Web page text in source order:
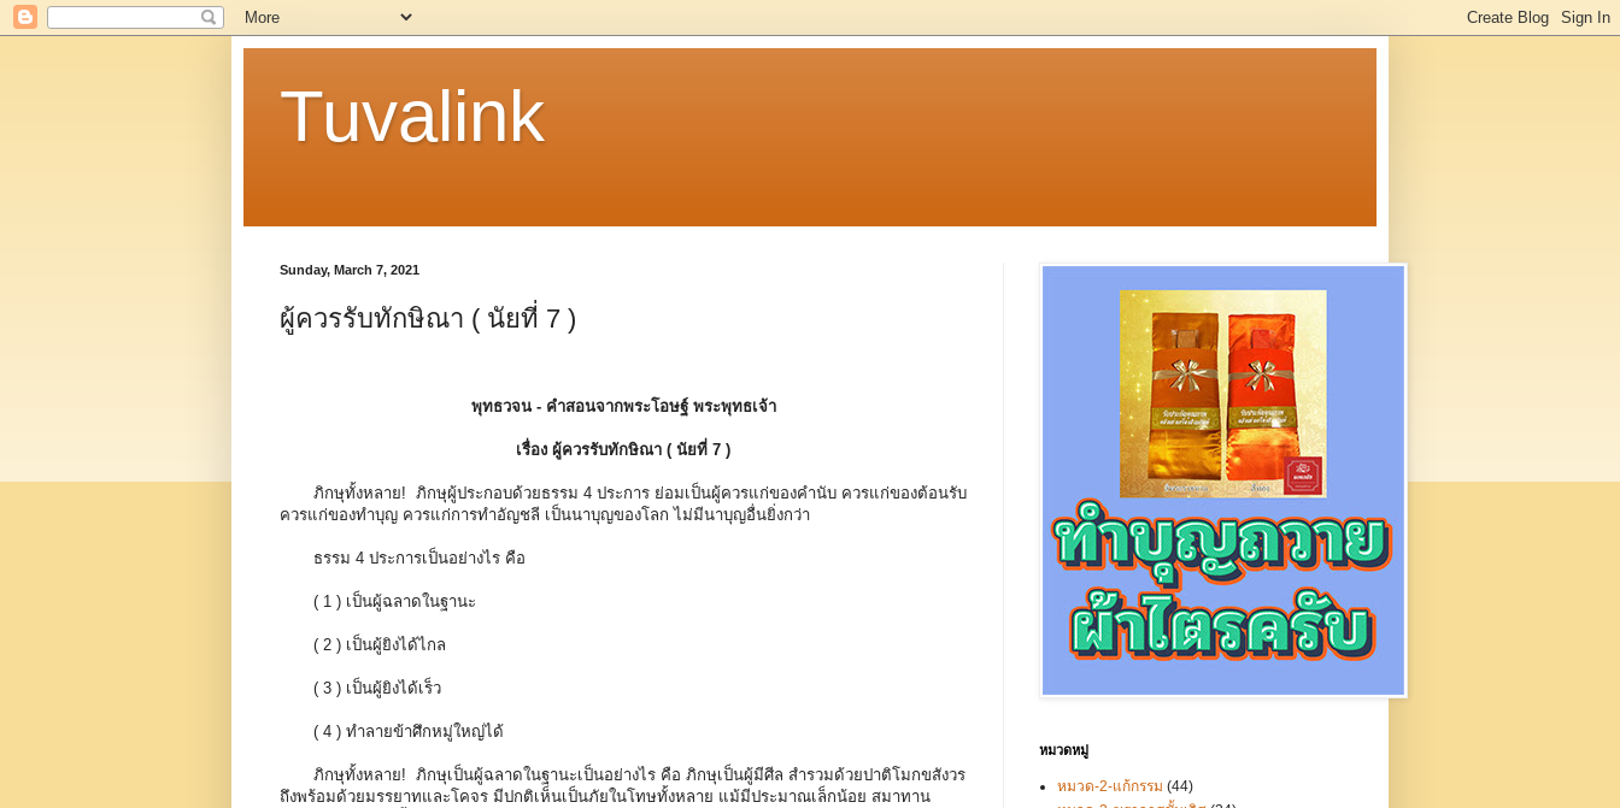
Tuvalink
Sunday, March 7, 2021
ผู้ควรรับทักษิณา ( นัยที่ 7 )
พุทธวจน - คําสอนจากพระโอษฐ์ พระพุทธเจ้า
เรื่อง ผู้ควรรับทักษิณา ( นัยที่ 7 )
ภิกษุทั้งหลาย! ภิกษุผู้ประกอบด้วยธรรม 4 ประการ ย่อมเป็นผู้ควรแก่ของคำนับ ควรแก่ของต้อนรับ
ควรแก่ของทำบุญ ควรแก่การทำอัญชลี เป็นนาบุญของโลก ไม่มีนาบุญอื่นยิ่งกว่า
ธรรม 4 ประการเป็นอย่างไร คือ
( 1 ) เป็นผู้ฉลาดในฐานะ
( 2 ) เป็นผู้ยิงได้ไกล
( 3 ) เป็นผู้ยิงได้เร็ว
( 4 ) ทำลายข้าศึกหมู่ใหญ่ได้
ภิกษุทั้งหลาย! ภิกษุเป็นผู้ฉลาดในฐานะเป็นอย่างไร คือ ภิกษุเป็นผู้มีศีล สำรวมด้วยปาติโมกขสังวร
ถึงพร้อมด้วยมรรยาทและโคจร มีปกติเห็นเป็นภัยในโทษทั้งหลาย แม้มีประมาณเล็กน้อย สมาทาน
หมวดหมู่
หมวด-2-แก้กรรม (44)